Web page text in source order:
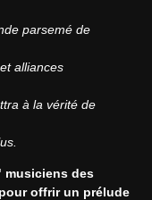
parsemé de
alliances
à la vérité de
musiciens des
offrir un prélude